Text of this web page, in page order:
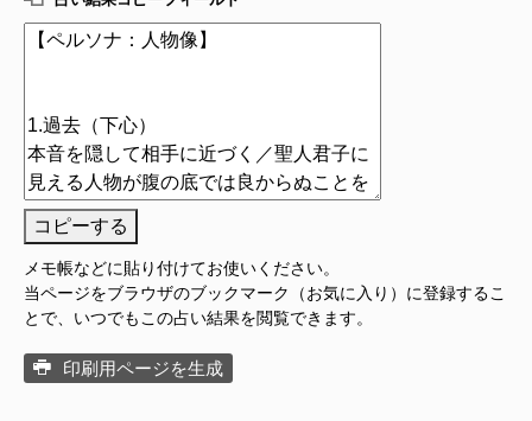
コピーする
メモ帳などに貼り付けてお使いください。
当ページをブラウザのブックマーク（お気に入り）に登録するこ
とで、いつでもこの占い結果を閲覧できます。
印刷用ページを生成